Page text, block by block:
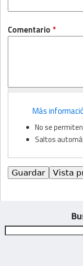
Comentario *
Más
No se
Saltos